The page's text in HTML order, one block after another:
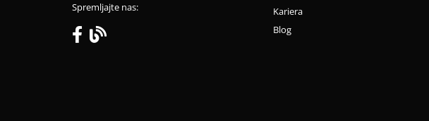
Spremljajte nas:
Kariera
Blog